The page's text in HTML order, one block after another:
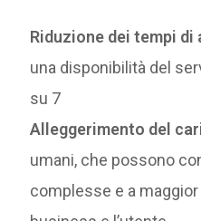
Riduzione dei tempi di
una disponibilità del
su 7
Alleggerimento del
umani, che possono
complesse e a